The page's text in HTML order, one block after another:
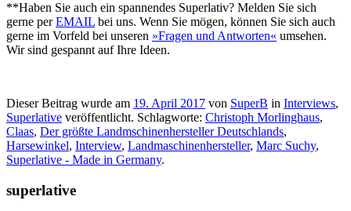
**Haben Sie auch ein spannendes Superlativ? Melden Sie sich
gerne perEMAIL bei uns. Wenn Sie mögen, können Sie sich auch
gerne im Vorfeld bei unseren »Fragen und Antworten« umsehen.
Wir sind gespannt auf Ihre Ideen.
Dieser Beitrag wurde am 19. April 2017 von SuperB in Interviews,
Superlative veröffentlicht. Schlagworte: Christoph Morlinghaus,
Claas, Der größte Landmschinenhersteller Deutschlands,
Harsewinkel, Interview, Landmaschinenhersteller, Marc Suchy,
Superlative - Made in Germany.
superlative